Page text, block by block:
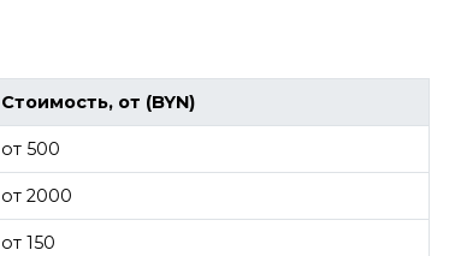
Стоимость, от (BYN)
от 500
от 2000
от 150